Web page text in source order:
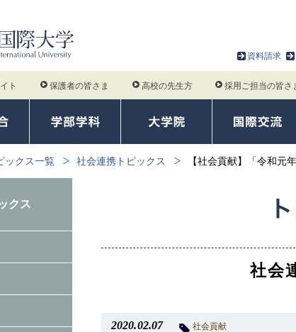
資料請求
ト 保護者の皆さま 高校の先生方 採用ご担当の皆さ
ックス一覧 社会連携トピックス 【社会貢献】「令和元
社会
2020.02.07 社会貢献
クス